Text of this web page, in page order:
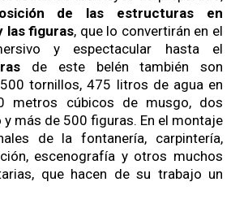
de las estructuras en
las figuras, que lo convertirán en el
y espectacular hasta el
de este belén también son
tornillos, 475 litros de agua en
metros cúbicos de musgo, dos
más de 500 figuras. En el montaje
de la fontanería, carpintería,
escenografía y otros muchos
que hacen de su trabajo un